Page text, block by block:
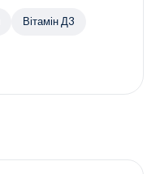
Вітамін Д3